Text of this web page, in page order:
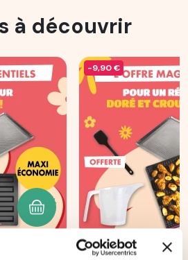
à découvrir
:
AJOUTER AU PANIER
-9,90 €
OFFRE